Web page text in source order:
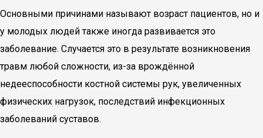
Основными причинами называют возраст пациентов, но и
у молодых людей также иногда развивается это
заболевание. Случается это в результате возникновения
травм любой сложности, из-за врождённой
недееспособности костной системы рук, увеличенных
физических нагрузок, последствий инфекционных
заболеваний суставов.